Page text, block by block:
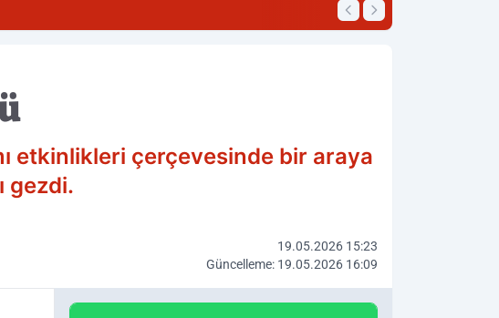
22:33 Tutuklu Sayısı 5'e
etkinlikleri çerçevesinde bir araya
gezdi.
19.05.2026 15:23
Güncelleme: 19.05.2026 16:09